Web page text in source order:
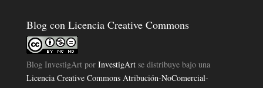
Blog con Licencia Creative Commons
Blog InvestigArtpor InvestigArtse distribuye bajo una
Licencia Creative Commons Atribución-NoComercial-